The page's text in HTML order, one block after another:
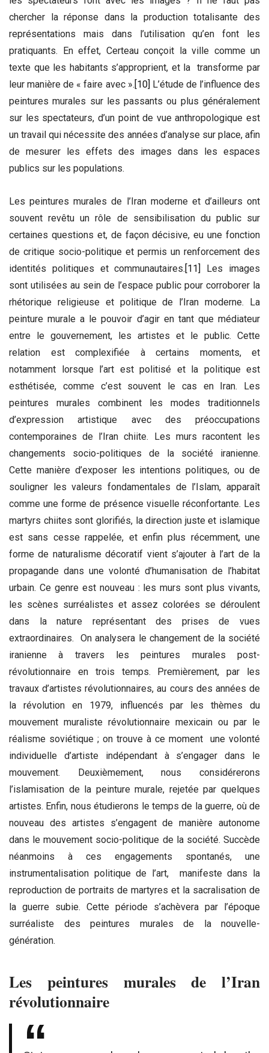
chercher la réponse dans la production totalisante des
représentations mais dans l’utilisation qu’en font les
pratiquants. En effet, Certeau conçoit la ville comme un
texte que les habitants s’approprient, et la transforme par
leur manière de « faire avec ».[10] L’étude de l’influence des
peintures murales sur les passants ou plus généralement
sur les spectateurs, d’un point de vue anthropologique est
un travail qui nécessite des années d’analyse sur place, afin
de mesurer les effets des images dans les espaces
publics sur les populations.
Les peintures murales de l’Iran moderne et d’ailleurs ont
souvent revêtu un rôle de sensibilisation du public sur
certaines questions et, de façon décisive, eu une fonction
de critique socio-politique et permis un renforcement des
identités politiques et communautaires.[11]
Les images
sont utilisées au sein de l’espace public pour corroborer la
rhétorique religieuse et politique de l’Iran moderne. La
peinture murale a le pouvoir d’agir en tant que médiateur
entre le gouvernement, les artistes et le public. Cette
relation est complexifiée à certains moments, et
notamment lorsque l’art est politisé et la politique est
esthétisée, comme c’est souvent le cas en Iran. Les
peintures murales combinent les modes traditionnels
d’expression artistique avec des préoccupations
contemporaines de l’Iran chiite. Les murs racontent les
changements socio-politiques de la société iranienne.
Cette manière d’exposer les intentions politiques, ou de
souligner les valeurs fondamentales de l’Islam, apparaît
comme une forme de présence visuelle réconfortante. Les
martyrs chiites sont glorifiés, la direction juste et islamique
est sans cesse rappelée, et enfin plus récemment, une
forme de naturalisme décoratif vient s’ajouter à l’art de la
propagande dans une volonté d’humanisation de l’habitat
urbain. Ce genre est nouveau : les murs sont plus vivants,
les scènes surréalistes et assez colorées se déroulent
dans la nature représentant des prises de vues
extraordinaires. On analysera le changement de la société
iranienne à travers les peintures murales post-
révolutionnaire en trois temps. Premièrement, par les
travaux d’artistes révolutionnaires, au cours des années de
la révolution en 1979, influencés par les thèmes du
mouvement muraliste révolutionnaire mexicain ou par le
réalisme soviétique ; on trouve à ce moment une volonté
individuelle d’artiste indépendant à s’engager dans le
mouvement. Deuxièmement, nous considérerons
l’islamisation de la peinture murale, rejetée par quelques
artistes. Enfin, nous étudierons le temps de la guerre, où de
nouveau des artistes s’engagent de manière autonome
dans le mouvement socio-politique de la société. Succède
néanmoins à ces engagements spontanés, une
instrumentalisation politique de l’art, manifeste dans la
reproduction de portraits de martyres et la sacralisation de
la guerre subie. Cette période s’achèvera par l’époque
surréaliste des peintures murales de la nouvelle-
génération.
Les peintures murales de l’Iran
révolutionnaire